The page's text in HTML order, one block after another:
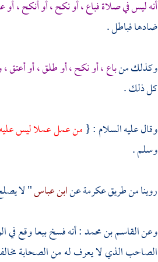
أنه ليس في صلاة فباع ، أو نكح ، أو أنكح ،
ضادها فباطل .
وكذلك منباع ، أو نكح ، أو طلق ، أو أعتق
كل ذلك .
وقال عليه السلام : {من عمل عملا ليس
وسلم .
روينا من طريقعكرمةعنابن عباس" لا
وعنالقاسم بن محمد: أنه فسخ بيعا وقع في
الصاحب الذي لا يعرف له من الصحابة